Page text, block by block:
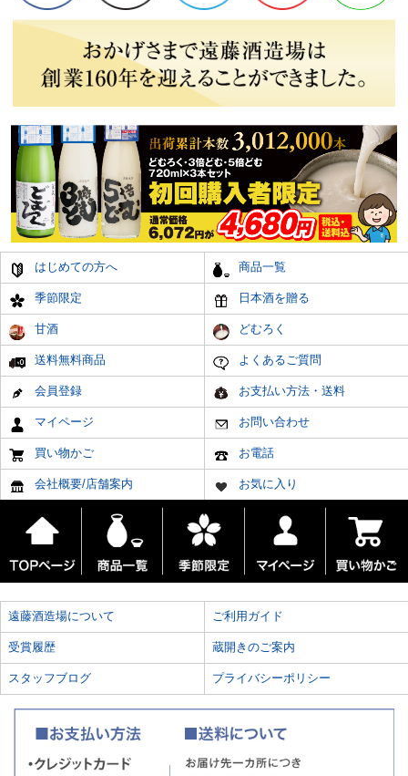
はじめての方へ 商品一覧
季節限定 日本酒を贈る
甘酒 どむろく
送料無料商品 よくあるご質問
会員登録 お支払い方法・送料
マイページ お問い合わせ
買い物かご お電話
会社概要/店舗案内 お気に入り
遠藤酒造場について ご利用ガイド
受賞履歴 蔵開きのご案内
スタッフブログ プライバシーポリシー